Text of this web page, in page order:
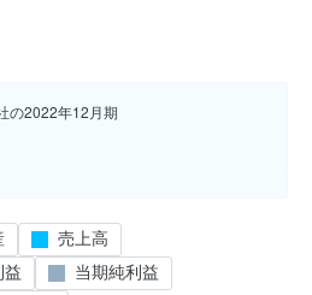
の2022年12月期
売上高
益
当期純利益